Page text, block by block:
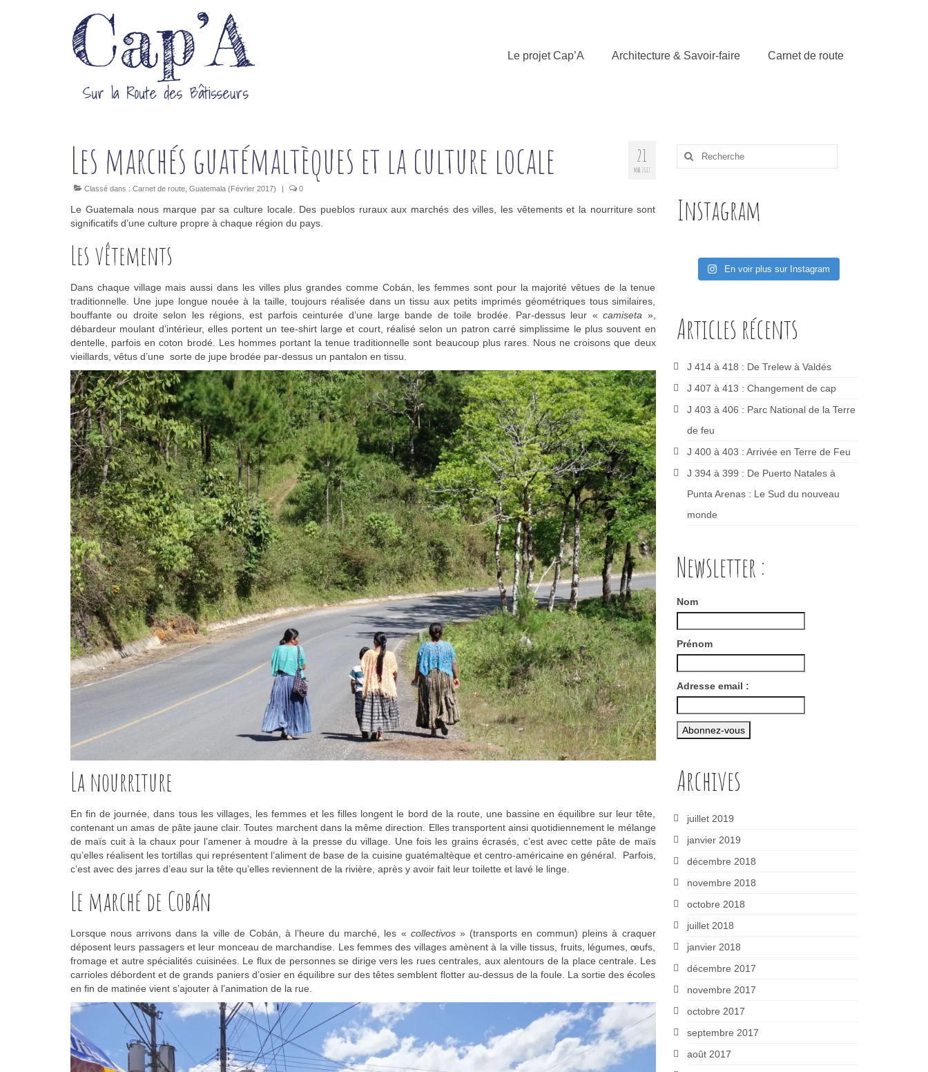
Le projet Cap’A Architecture & Savoir-faire Carnet de route
21
MAR 2017
Les marchés guatémaltèques et la culture locale
Classé dans : Carnet de route Guatemala (Février 2017) 0
Le Guatemala nous marque par sa culture locale. Des pueblos ruraux aux marchés des villes, les vêtements et la nourriture sont
significatifs d’une culture propre à chaque région du pays.
Les vêtements
Dans chaque village mais aussi dans les villes plus grandes comme Cobán, les femmes sont pour la majorité vêtues de la tenue
traditionnelle. Une jupe longue nouée à la taille, toujours réalisée dans un tissu aux petits imprimés géométriques tous similaires,
bouffante ou droite selon les régions, est parfois ceinturée d’une large bande de toile brodée. Par-dessus leur «camiseta »,
débardeur moulant d’intérieur, elles portent un tee-shirt large et court, réalisé selon un patron carré simplissime le plus souvent en
dentelle, parfois en coton brodé. Les hommes portant la tenue traditionnelle sont beaucoup plus rares. Nous ne croisons que deux
vieillards, vêtus d’une sorte de jupe brodée par-dessus un pantalon en tissu.
La nourriture
En fin de journée, dans tous les villages, les femmes et les filles longent le bord de la route, une bassine en équilibre sur leur tête,
contenant un amas de pâte jaune clair. Toutes marchent dans la même direction. Elles transportent ainsi quotidiennement le mélange
de maïs cuit à la chaux pour l’amener à moudre à la presse du village. Une fois les grains écrasés, c’est avec cette pâte de maïs
qu’elles réalisent les tortillas qui représentent l’aliment de base de la cuisine guatémaltèque et centro-américaine en général. Parfois,
c’est avec des jarres d’eau sur la tête qu’elles reviennent de la rivière, après y avoir fait leur toilette et lavé le linge.
Le marché de Cobán
Lorsque nous arrivons dans la ville de Cobán, à l’heure du marché, les « collectivos» (transports en commun) pleins à craquer
déposent leurs passagers et leur monceau de marchandise. Les femmes des villages amènent à la ville tissus, fruits, légumes, œufs,
fromage et autre spécialités cuisinées. Le flux de personnes se dirige vers les rues centrales, aux alentours de la place centrale. Les
carrioles débordent et de grands paniers d’osier en équilibre sur des têtes semblent flotter au-dessus de la foule. La sortie des écoles
en fin de matinée vient s’ajouter à l’animation de la rue.
Rechercher
Instagram
En voir plus sur Instagram
Articles récents
J 414 à 418 : De Trelew à Valdés
J 407 à 413 : Changement de cap
J 403 à 406 : Parc National de la Terre
de feu
J 400 à 403 : Arrivée en Terre de Feu
J 394 à 399 : De Puerto Natales à
Punta Arenas : Le Sud du nouveau
monde
Newsletter :
Nom
Prénom
Adresse email :
Archives
juillet 2019
janvier 2019
décembre 2018
novembre 2018
octobre 2018
juillet 2018
janvier 2018
décembre 2017
novembre 2017
octobre 2017
septembre 2017
août 2017